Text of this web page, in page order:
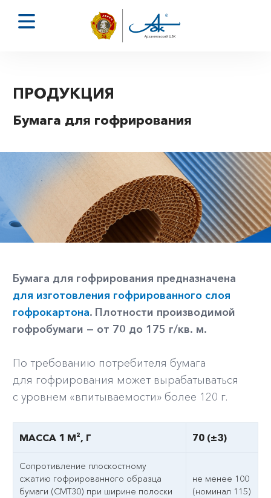
ПРОДУКЦИЯ
Бумага для гофрирования
Бумага для гофрирования предназначена
для изготовления гофрированного слоя
гофрокартона. Плотности производимой
гофробумаги — от 70 до 175 г/кв. м.
По требованию потребителя бумага
для гофрирования может вырабатываться
с уровнем «впитываемости» более 120 г.
МАССА 1 М², Г 70 (±3)
Сопротивление плоскостному
сжатию гофрированного образца
бумаги (СМТ30) при ширине полоски
не менее 100
(номинал 115)